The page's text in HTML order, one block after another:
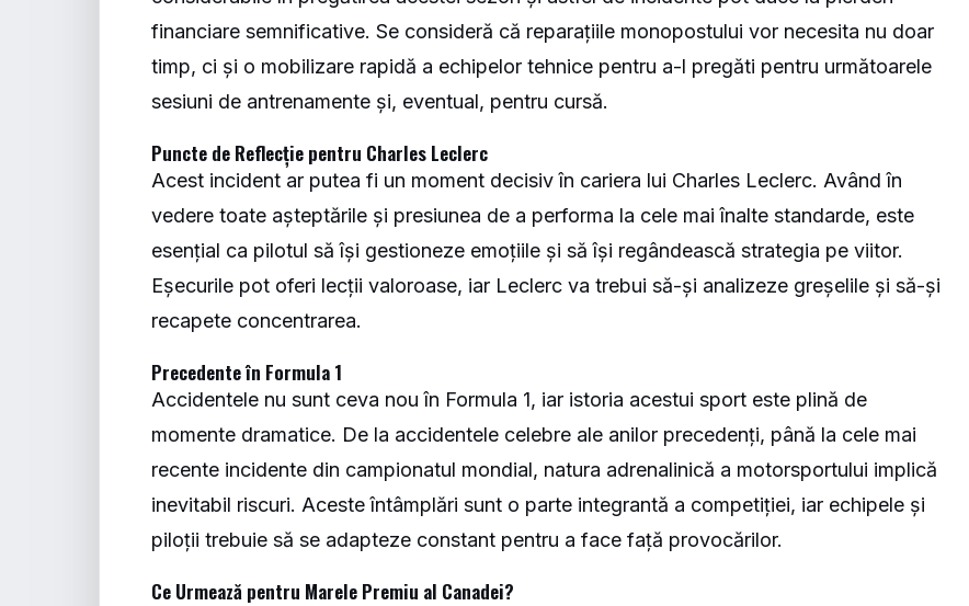
financiare semnificative. Se consideră că reparațiile monopostului vor necesita nu doar
timp, ci și o mobilizare rapidă a echipelor tehnice pentru a-l pregăti pentru următoarele
sesiuni de antrenamente și, eventual, pentru cursă.
Puncte de Reflecție pentru Charles Leclerc
Acest incident ar putea fi un moment decisiv în cariera lui Charles Leclerc. Având în
vedere toate așteptările și presiunea de a performa la cele mai înalte standarde, este
esențial ca pilotul să își gestioneze emoțiile și să își regândească strategia pe viitor.
Eșecurile pot oferi lecții valoroase, iar Leclerc va trebui să-și analizeze greșelile și să-și
recapete concentrarea.
Precedente în Formula 1
Accidentele nu sunt ceva nou în Formula 1, iar istoria acestui sport este plină de
momente dramatice. De la accidentele celebre ale anilor precedenți, până la cele mai
recente incidente din campionatul mondial, natura adrenalinică a motorsportului implică
inevitabil riscuri. Aceste întâmplări sunt o parte integrantă a competiției, iar echipele și
piloții trebuie să se adapteze constant pentru a face față provocărilor.
Ce Urmează pentru Marele Premiu al Canadei?